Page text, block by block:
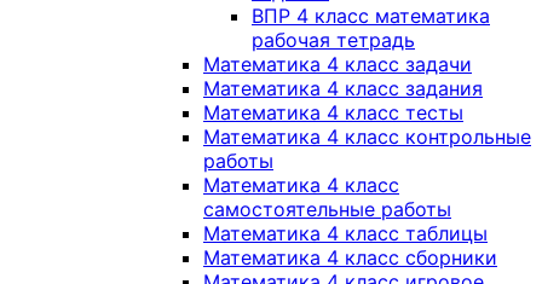
ВПР 4 класс математика
рабочая тетрадь
Математика 4 класс задачи
Математика 4 класс задания
Математика 4 класс тесты
Математика 4 класс контрольные
работы
Математика 4 класс
самостоятельные работы
Математика 4 класс таблицы
Математика 4 класс сборники